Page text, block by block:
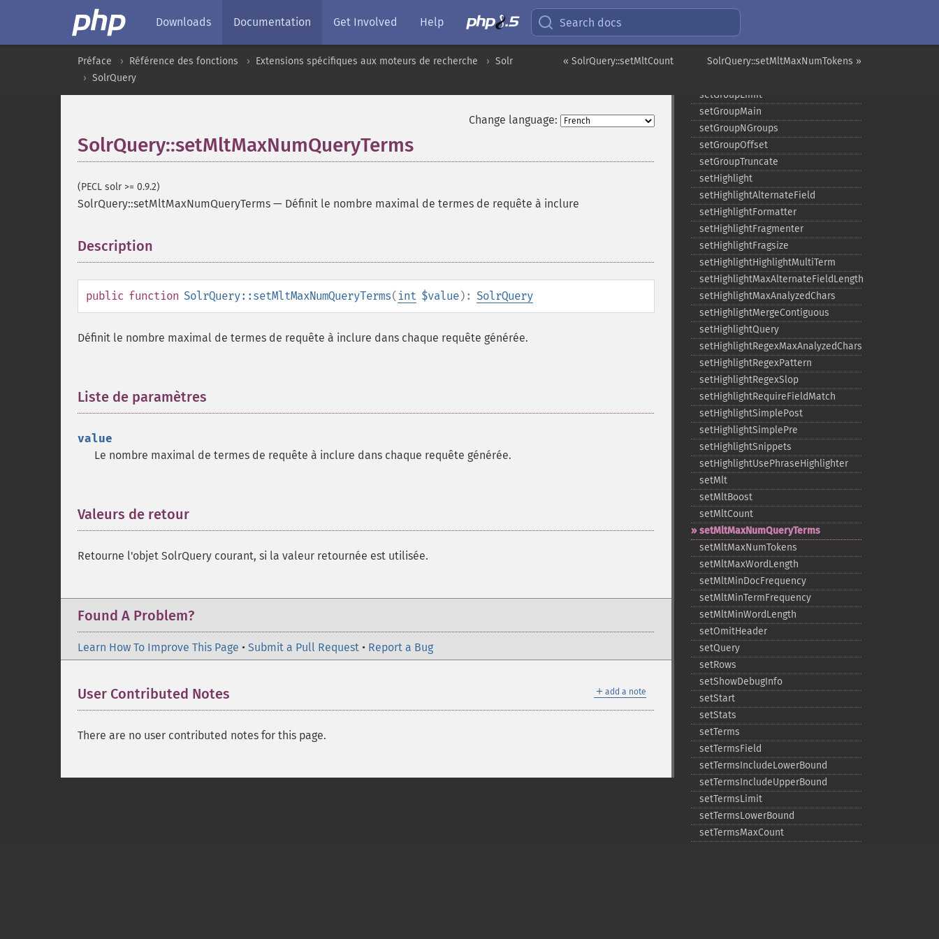
Downloads Documentation Get Involved Help Search docs
SolrQuery::setMltMaxNumTokens »
« SolrQuery::setMltCount
Préface Référence des fonctions Extensions spécifiques aux moteurs de recherche
Solr
SolrQuery
Change language:
SolrQuery::setMltMaxNumQueryTerms
(PECL solr >= 0.9.2)
SolrQuery::setMltMaxNumQueryTerms — Définit le nombre maximal de termes de requête à inclure
Description
public function SolrQuery::setMltMaxNumQueryTerms( int $value): SolrQuery
Définit le nombre maximal de termes de requête à inclure dans chaque requête générée.
Liste de paramètres
value
Le nombre maximal de termes de requête à inclure dans chaque requête générée.
Valeurs de retour
Retourne l'objet SolrQuery courant, si la valeur retournée est utilisée.
Found A Problem?
Learn How To Improve This Page • Submit a Pull Request • Report a Bug
＋ add a note
User Contributed Notes
There are no user contributed notes for this page.
setFacetSort
setGroupCachePercent
setGroupFacet
setGroupLimit
setGroupMain
setGroupNGroups
setGroupOffset
setGroupTruncate
setHighlight
setHighlightAlternateField
setHighlightFormatter
setHighlightFragmenter
setHighlightFragsize
setHighlightHighlightMultiTerm
setHighlightMaxAlternateFieldLength
setHighlightMaxAnalyzedChars
setHighlightMergeContiguous
setHighlightQuery
setHighlightRegexMaxAnalyzedChars
setHighlightRegexPattern
setHighlightRegexSlop
setHighlightRequireFieldMatch
setHighlightSimplePost
setHighlightSimplePre
setHighlightSnippets
setHighlightUsePhraseHighlighter
setMlt
setMltBoost
setMltCount
setMltMaxNumQueryTerms
setMltMaxNumTokens
setMltMaxWordLength
setMltMinDocFrequency
setMltMinTermFrequency
setMltMinWordLength
setOmitHeader
setQuery
setRows
setShowDebugInfo
setStart
setStats
setTerms
setTermsField
setTermsIncludeLowerBound
setTermsIncludeUpperBound
setTermsLimit
setTermsLowerBound
setTermsMaxCount